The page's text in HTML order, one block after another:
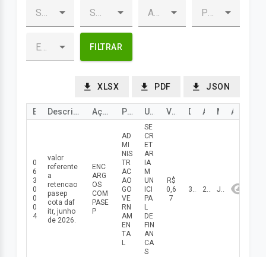
FILTRAR
XLSX PDF JSON
Descrição Ação Programa Uni. Orçamentária Valor
0
6
3
0
0
0
4
valor
referente
a
retencao
pasep
cota daf
itr, junho
de 2026.
ENC
ARG
OS
COM
PASE
P
AD
MI
NIS
TR
AC
AO
GO
VE
RN
AM
EN
TA
L
SE
CR
ET
AR
IA
M
UN
ICI
PA
L
DE
FIN
AN
CA
S
R$
0,6
7
30/06/2026 2026 Junho